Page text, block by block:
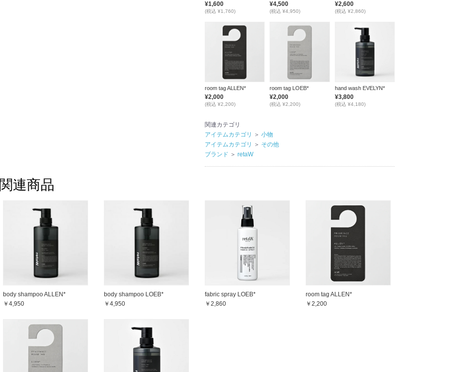
¥1,600
(税込 ¥1,760)
¥4,500
(税込 ¥4,950)
¥2,600
(税込 ¥2,860)
room tag ALLEN*
¥2,000
(税込 ¥2,200)
room tag LOEB*
¥2,000
(税込 ¥2,200)
hand wash EVELYN*
¥3,800
(税込 ¥4,180)
関連カテゴリ
アイテムカテゴリ
＞ 小物
アイテムカテゴリ
＞ その他
ブランド ＞ retaW
関連商品
body shampoo ALLEN*
￥4,950
body shampoo LOEB*
￥4,950
fabric spray LOEB*
￥2,860
room tag ALLEN*
￥2,200